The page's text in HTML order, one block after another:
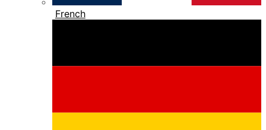
French